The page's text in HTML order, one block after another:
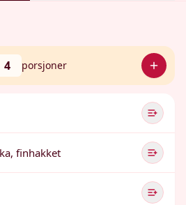
4 porsjoner
finhakket